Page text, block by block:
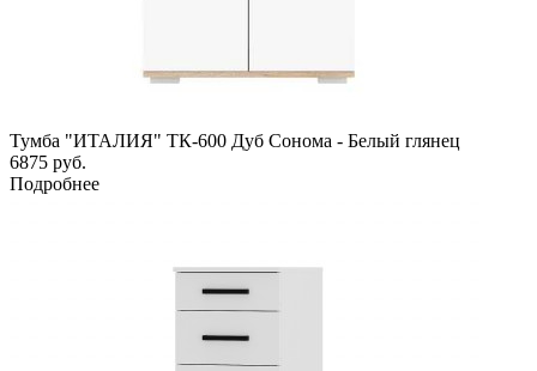
Тумба "ИТАЛИЯ" ТК-600 Дуб Сонома - Белый глянец
6875 руб.
Подробнее